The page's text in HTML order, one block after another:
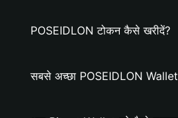
POSEIDLON टोकन कैसे खरीदें?
सबसे अच्छा POSEIDLON